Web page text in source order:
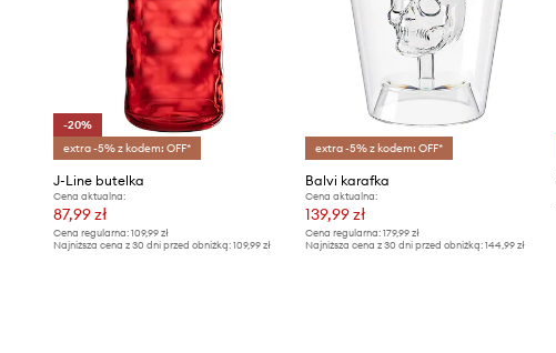
-20%
extra -5% z kodem: OFF*
J-Line butelka
Cena aktualna:
87,99 zł
Cena regularna: 109,99 zł
Najniższa cena z 30 dni przed obniżką: 109,99 zł
extra -5% z kodem: OFF*
Balvi karafka
Cena aktualna:
139,99 zł
Cena regularna:179,99 zł
Najniższa cena z 30 dni przed obniżką:144,99 zł